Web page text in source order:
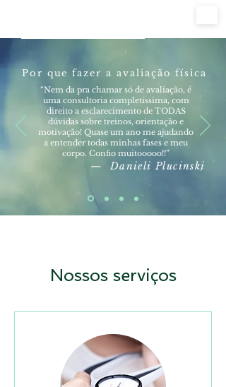
“Nem da pra chamar só de avaliação, é
uma consultoria completíssima, com
direito a esclarecimento de TODAS
dúvidas sobre treinos, orientação e
motivação! Quase um ano me ajudando
a entender todas minhas fases e meu
corpo. Confio muitooooo!!”
— Danieli Plucinski
Por que fazer a avaliação física
Nossos serviços